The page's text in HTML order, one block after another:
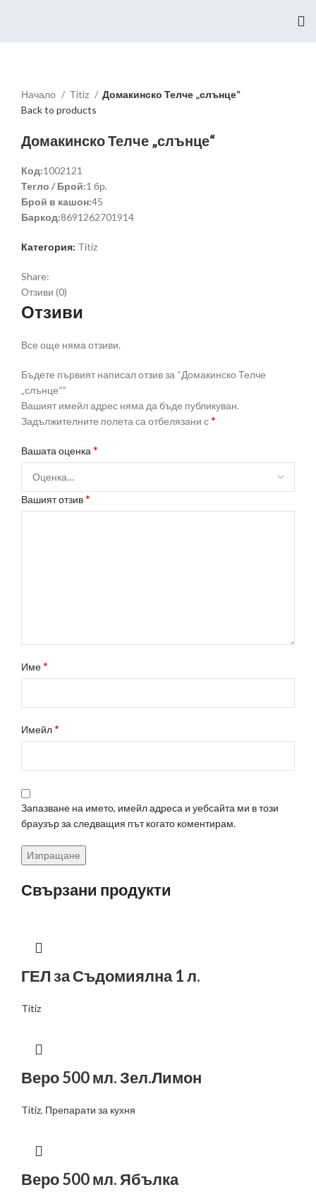
Начало Titiz
Домакинско Телче „слънце“
Back to products
Домакинско Телче „слънце“
Код:1002121
Тегло / Брой:1 бр.
Брой в кашон:45
Баркод:8691262701914
Категория: Titiz
Share:
Отзиви (0)
Отзиви
Все още няма отзиви.
Бъдете първият написал отзив за “Домакинско Телче
„слънце“”
Вашият имейл адрес няма да бъде публикуван.
Задължителните полета са отбелязани с*
Вашата оценка *
Вашият отзив*
Име*
Имейл*
Запазване на името, имейл адреса и уебсайта ми в този
браузър за следващия път когато коментирам.
Свързани продукти
ГЕЛ за Съдомиялна 1 л.
Titiz
Веро 500 мл. Зел.Лимон
Titiz, Препарати за кухня
Веро 500 мл. Ябълка